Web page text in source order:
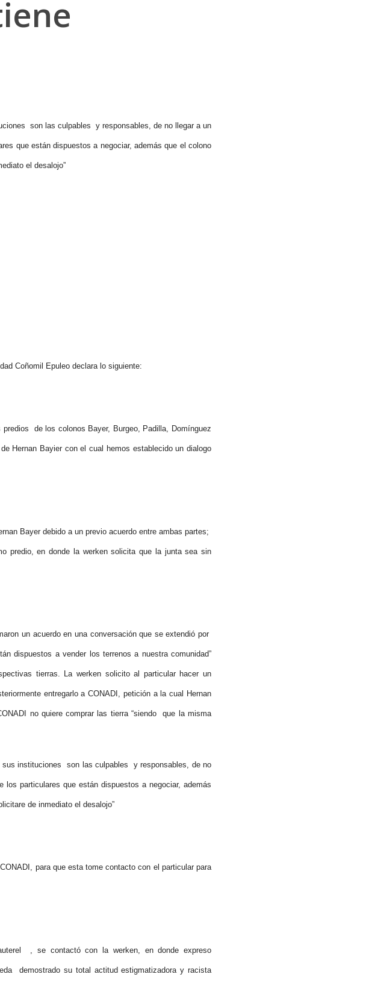
son las culpables y responsables, de no llegar a un
que están dispuestos a negociar, además que el colono
el desalojo”
Coñomil Epuleo declara lo siguiente:
de los colonos Bayer, Burgeo, Padilla, Domínguez
Hernan Bayier con el cual hemos establecido un dialogo
Bayer debido a un previo acuerdo entre ambas partes;
predio, en donde la werken solicita que la junta sea sin
un acuerdo en una conversación que se extendió por
dispuestos a vender los terrenos a nuestra comunidad”
tierras. La werken solicito al particular hacer un
entregarlo a CONADI, petición a la cual Hernan
no quiere comprar las tierra “siendo que la misma
instituciones son las culpables y responsables, de no
particulares que están dispuestos a negociar, además
de inmediato el desalojo”
para que esta tome contacto con el particular para
, se contactó con la werken, en donde expreso
demostrado su total actitud estigmatizadora y racista